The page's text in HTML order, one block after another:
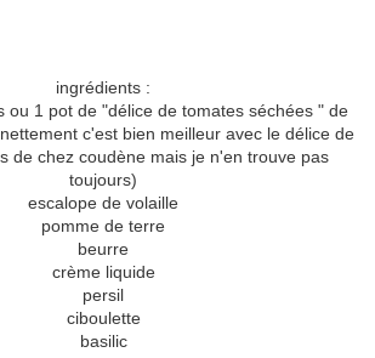
ingrédients :
ou 1 pot de "délice de tomates séchées " de
c'est bien meilleur avec le délice de
de chez coudène mais je n'en trouve pas
toujours)
escalope de volaille
pomme de terre
beurre
crème liquide
persil
ciboulette
basilic